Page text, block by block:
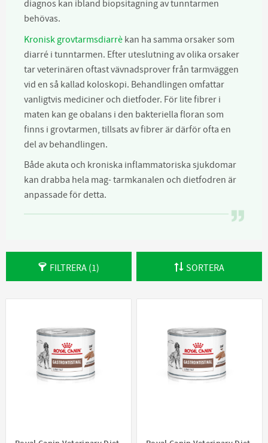
diagnos kan ibland biopsitagning av tunntarmen
behövas.
Kronisk grovtarmsdiarrè kan ha samma orsaker som
diarré i tunntarmen. Efter uteslutning av olika orsaker
tar veterinären oftast vävnadsprover från tarmväggen
vid en så kallad koloskopi. Behandlingen omfattar
vanligtvis mediciner och dietfoder. För lite fibrer i
maten kan ge obalans i den bakteriella floran som
finns i grovtarmen, tillsats av fibrer är därför ofta en
del av behandlingen.
Både akuta och kroniska inflammatoriska sjukdomar
kan drabba hela mag- tarmkanalen och dietfodren är
anpassade för detta.
FILTRERA 1 SORTERA